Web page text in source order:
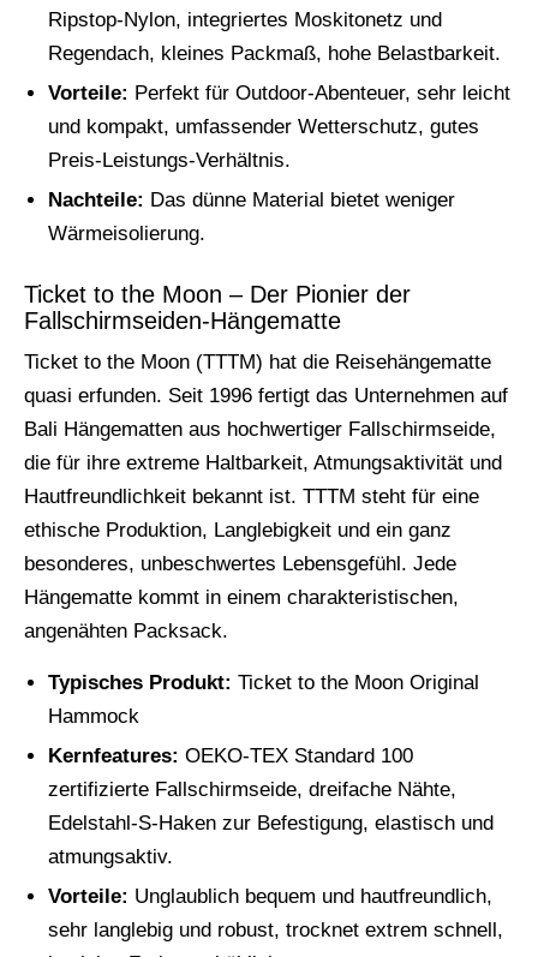
Ripstop-Nylon, integriertes Moskitonetz und
Regendach, kleines Packmaß, hohe Belastbarkeit.
Vorteile: Perfekt für Outdoor-Abenteuer, sehr leicht
und kompakt, umfassender Wetterschutz, gutes
Preis-Leistungs-Verhältnis.
Nachteile: Das dünne Material bietet weniger
Wärmeisolierung.
Ticket to the Moon – Der Pionier der
Fallschirmseiden-Hängematte
Ticket to the Moon (TTTM) hat die Reisehängematte
quasi erfunden. Seit 1996 fertigt das Unternehmen auf
Bali Hängematten aus hochwertiger Fallschirmseide,
die für ihre extreme Haltbarkeit, Atmungsaktivität und
Hautfreundlichkeit bekannt ist. TTTM steht für eine
ethische Produktion, Langlebigkeit und ein ganz
besonderes, unbeschwertes Lebensgefühl. Jede
Hängematte kommt in einem charakteristischen,
angenähten Packsack.
Typisches Produkt: Ticket to the Moon Original
Hammock
Kernfeatures: OEKO-TEX Standard 100
zertifizierte Fallschirmseide, dreifache Nähte,
Edelstahl-S-Haken zur Befestigung, elastisch und
atmungsaktiv.
Vorteile: Unglaublich bequem und hautfreundlich,
sehr langlebig und robust, trocknet extrem schnell,